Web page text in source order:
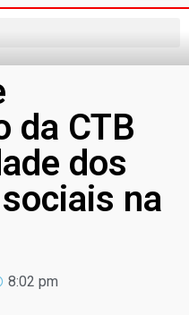
da CTB
dos
na
8:02 pm